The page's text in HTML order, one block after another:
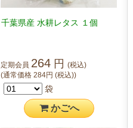
千葉県産 水耕レタス １個
定期会員 264 円 (税込)
(通常価格 284円 (税込))
袋
かごへ